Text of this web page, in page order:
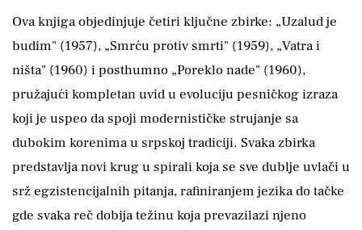
Ova knjiga objedinjuje četiri ključne zbirke: „Uzalud je
budim" (1957), „Smrću protiv smrti" (1959), „Vatra i
ništa" (1960) i posthumno „Poreklo nade" (1960),
pružajući kompletan uvid u evoluciju pesničkog izraza
koji je uspeo da spoji modernističke strujanje sa
dubokim korenima u srpskoj tradiciji. Svaka zbirka
predstavlja novi krug u spirali koja se sve dublje uvlači u
srž egzistencijalnih pitanja, rafiniranjem jezika do tačke
gde svaka reč dobija težinu koja prevazilazi njeno